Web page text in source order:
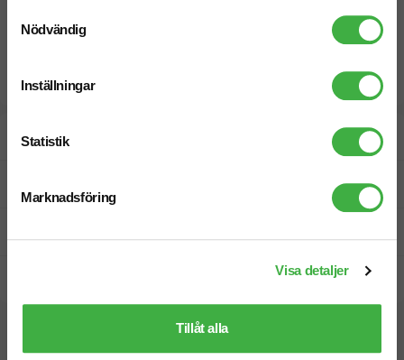
Nödvändig
Inställningar
Statistik
Marknadsföring
Visa detaljer
Tillåt alla
Designskiss inom 1 h